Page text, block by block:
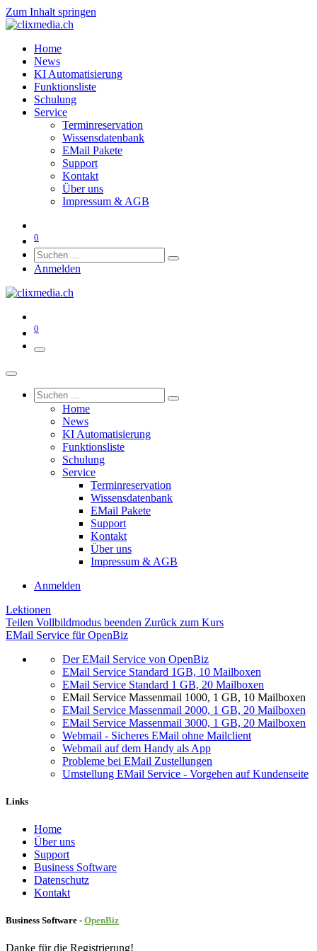
Zum Inhalt springen
Home
News
KI Automatisierung
Funktionsliste
Schulung
Service
Terminreservation
Wissensdatenbank
EMail Pakete
Support
Kontakt
Über uns
Impressum & AGB
0
Anmelden
0
Home
News
KI Automatisierung
Funktionsliste
Schulung
Service
Terminreservation
Wissensdatenbank
EMail Pakete
Support
Kontakt
Über uns
Impressum & AGB
Anmelden
Lektionen
Teilen Vollbildmodus beenden Zurück zum Kurs
EMail Service für OpenBiz
Der EMail Service von OpenBiz
EMail Service Standard 1GB, 10 Mailboxen
EMail Service Standard 1 GB, 20 Mailboxen
EMail Service Massenmail 1000, 1 GB, 10 Mailboxen
EMail Service Massenmail 2000, 1 GB, 20 Mailboxen
EMail Service Massenmail 3000, 1 GB, 20 Mailboxen
Webmail - Sicheres EMail ohne Mailclient
Webmail auf dem Handy als App
Probleme bei EMail Zustellungen
Umstellung EMail Service - Vorgehen auf Kundenseite
Links
Home
Über uns
Sup​port
Business Software
Datenschutz
Kontakt
Business Software - OpenBiz
Danke für die Registrierung!